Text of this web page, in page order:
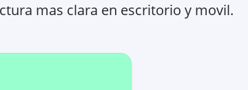
mas clara en escritorio y movil.